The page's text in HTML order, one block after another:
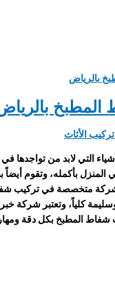
الأثاث
التي لابد من تواجدها في
المنزل بأكمله، وتقوم
متخصصة في تركيب
كلياً، وتعتبر شركة
شفاط المطبخ بكل دقة